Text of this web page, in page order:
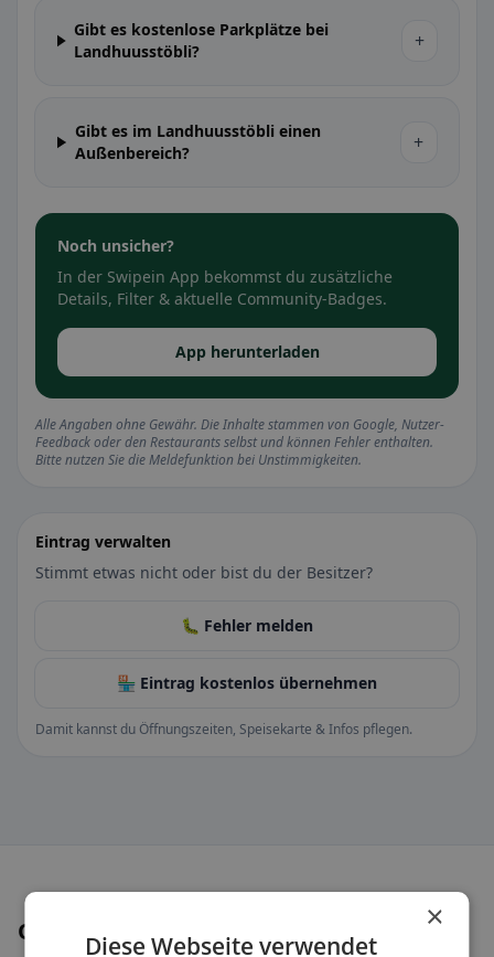
Gibt es kostenlose Parkplätze bei
Landhuusstöbli?
+
Gibt es im Landhuusstöbli einen
Außenbereich?
+
Noch unsicher?
In der Swipein App bekommst du zusätzliche
Details, Filter & aktuelle Community-Badges.
App herunterladen
Alle Angaben ohne Gewähr. Die Inhalte stammen von Google, Nutzer-
Feedback oder den Restaurants selbst und können Fehler enthalten.
Bitte nutzen Sie die Meldefunktion bei Unstimmigkeiten.
Eintrag verwalten
Stimmt etwas nicht oder bist du der Besitzer?
🐛 Fehler melden
🏪 Eintrag kostenlos übernehmen
Damit kannst du Öffnungszeiten, Speisekarte & Infos pflegen.
Orte in der Nähe ×
Diese Webseite verwendet